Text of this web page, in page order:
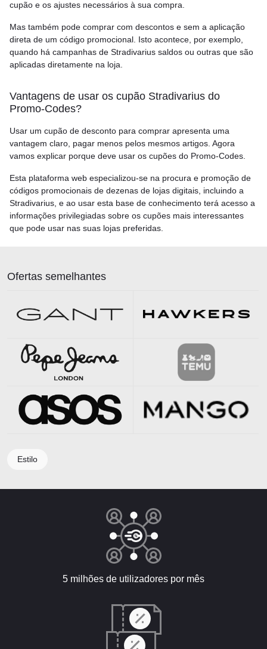
cupão e os ajustes necessários à sua compra.
Mas também pode comprar com descontos e sem a aplicação
direta de um código promocional. Isto acontece, por exemplo,
quando há campanhas de Stradivarius saldos ou outras que são
aplicadas diretamente na loja.
Vantagens de usar os cupão Stradivarius do
Promo-Codes?
Usar um cupão de desconto para comprar apresenta uma
vantagem claro, pagar menos pelos mesmos artigos. Agora
vamos explicar porque deve usar os cupões do Promo-Codes.
Esta plataforma web especializou-se na procura e promoção de
códigos promocionais de dezenas de lojas digitais, incluindo a
Stradivarius, e ao usar esta base de conhecimento terá acesso a
informações privilegiadas sobre os cupões mais interessantes
que pode usar nas suas lojas preferidas.
Ofertas semelhantes
Estilo
5 milhões de utilizadores por mês